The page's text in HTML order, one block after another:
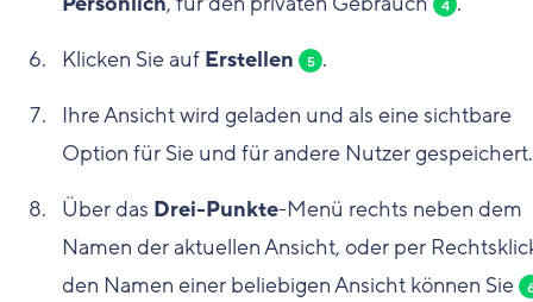
4
Klicken Sie auf Erstellen 5 .
Ihre Ansicht wird geladen und als eine sichtbare
Option für Sie und für andere Nutzer gespeichert.
Über das Drei-Punkte-Menü rechts neben dem
Namen der aktuellen Ansicht, oder per
den Namen einer beliebigen Ansicht können Sie